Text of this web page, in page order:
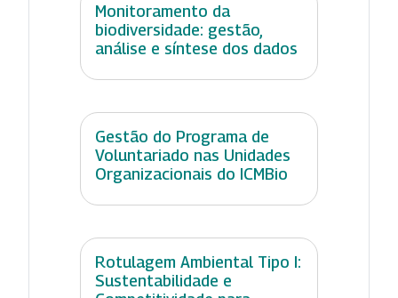
Monitoramento da
biodiversidade: gestão,
análise e síntese dos dados
Gestão do Programa de
Voluntariado nas Unidades
Organizacionais do ICMBio
Rotulagem Ambiental Tipo I:
Sustentabilidade e